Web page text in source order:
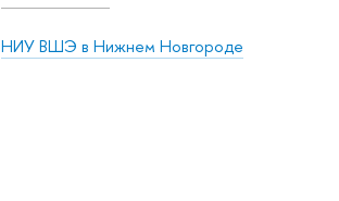
НИУ ВШЭ в Нижнем Новгороде